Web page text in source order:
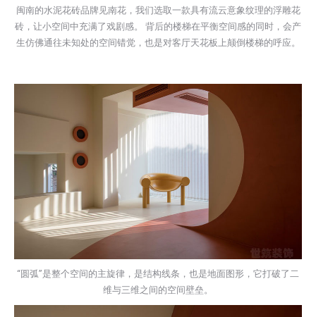
闽南的水泥花砖品牌见南花，我们选取一款具有流云意象纹理的浮雕花
砖，让小空间中充满了戏剧感。 背后的楼梯在平衡空间感的同时，会产
生仿佛通往未知处的空间错觉，也是对客厅天花板上颠倒楼梯的呼应。
“圆弧”是整个空间的主旋律，是结构线条，也是地面图形，它打破了二
维与三维之间的空间壁垒。